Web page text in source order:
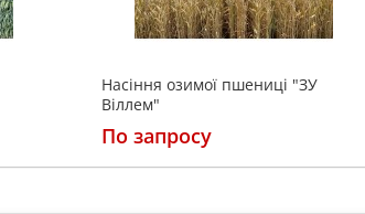
Насіння озимої пшениці "ЗУ
Віллем"
По запросу